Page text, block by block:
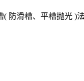
防滑槽、平槽抛光 )